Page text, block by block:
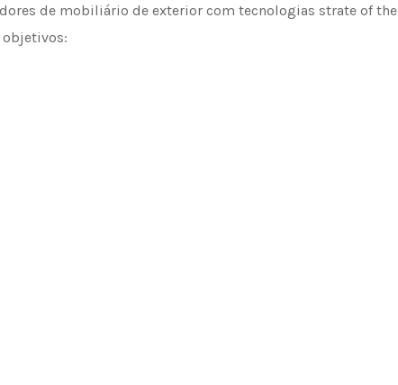
de mobiliário de exterior com tecnologias strate of the
objetivos: